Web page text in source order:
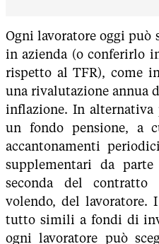
Ogni lavoratore oggi può
in azienda (o conferirlo
rispetto al TFR), come
una rivalutazione annua
inflazione. In alternativa
un fondo pensione, a
accantonamenti
supplementari da
seconda del
volendo, del lavoratore.
tutto simili a fondi di
ogni lavoratore può